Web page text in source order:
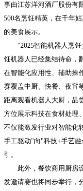
事由江苏洋河酒厂股份有
500名烹饪精英，在千年
的美食展示。
"2025智能机器人烹饪
饪机器人已经集结待命，
在智能化应用性、辅助操
赛覆盖中厨、快餐、夜宵
距离观看机器人大厨，品
方位展示科技在食材处理
不仅能激发行业对智能化
手工驱动"向"科技+手艺
引。
此外，餐饮商用厨房设
发邀请赛也将同步举行，